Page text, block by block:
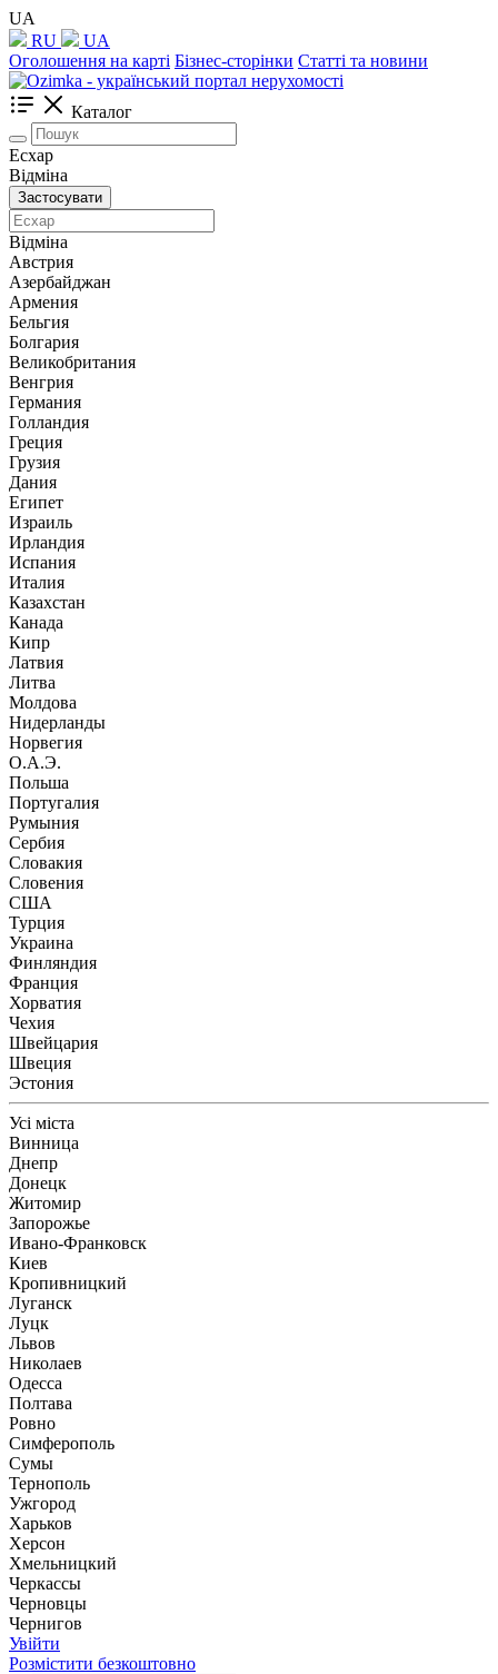
UA
RU
UA
Оголошення на карті Бізнес-сторінки Статті та новини
Каталог
Есхар
Відміна
Застосувати
Відміна
Австрия
Азербайджан
Армения
Бельгия
Болгария
Великобритания
Венгрия
Германия
Голландия
Греция
Грузия
Дания
Египет
Израиль
Ирландия
Испания
Италия
Казахстан
Канада
Кипр
Латвия
Литва
Молдова
Нидерланды
Норвегия
О.А.Э.
Польша
Португалия
Румыния
Сербия
Словакия
Словения
США
Турция
Украина
Финляндия
Франция
Хорватия
Чехия
Швейцария
Швеция
Эстония
Усі міста
Винница
Днепр
Донецк
Житомир
Запорожье
Ивано-Франковск
Киев
Кропивницкий
Луганск
Луцк
Львов
Николаев
Одесса
Полтава
Ровно
Симферополь
Сумы
Тернополь
Ужгород
Харьков
Херсон
Хмельницкий
Черкассы
Чернoвцы
Чернигов
Увійти
Розмістити безкоштовно